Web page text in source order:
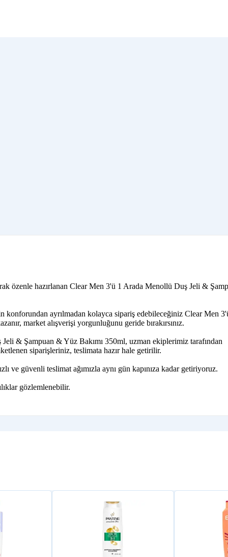
özenle hazırlanan Clear Men 3'ü 1 Arada Menollü Duş Jeli &
ayrılmadan kolayca sipariş edebileceğiniz Clear Men
market alışverişi yorgunluğunu geride bırakırsınız.
& Şampuan & Yüz Bakımı 350ml, uzman ekiplerimiz tarafından
siparişleriniz, teslimata hazır hale getirilir.
güvenli teslimat ağımızla aynı gün kapınıza kadar getiriyoruz.
gözlemlenebilir.